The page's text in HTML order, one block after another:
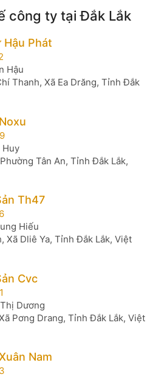
công ty tại Đắk Lắk
Hậu Phát
Hậu
Thanh, Xã Ea Drăng, Tỉnh Đắk
Huy
Tân An, Tỉnh Đắk Lắk,
Th47
Hiếu
Xã Dliê Ya, Tỉnh Đắk Lắk, Việt
Cvc
Dương
Pơng Drang, Tỉnh Đắk Lắk, Việt
Nam